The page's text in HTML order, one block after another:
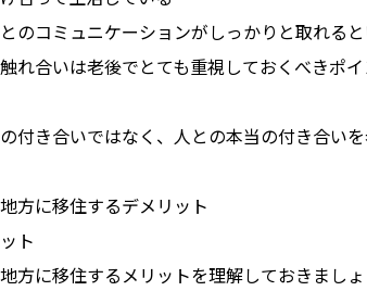
のコミュニケーションがしっかりと取れる
れ合いは老後でとても重視しておくべきポイ
付き合いではなく、人との本当の付き合い
方に移住するデメリット
ト
方に移住するメリットを理解しておきましょ